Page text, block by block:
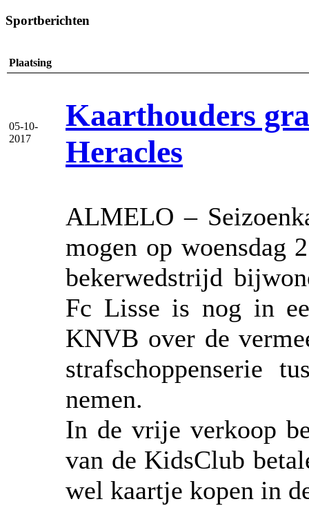
Sportberichten
Plaatsing
05-10-
2017
Kaarthouders
Heracles
ALMELO –
mogen op woensdag
bekerwedstrijd
Fc Lisse is nog in
KNVB over de
strafschoppenserie
nemen.
In de vrije verkoop
van de KidsClub
wel kaartje kopen in